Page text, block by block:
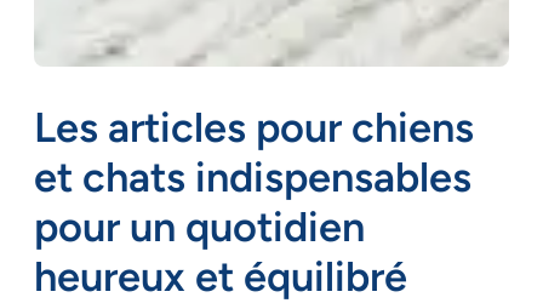
Les articles pour chiens
et chats indispensables
pour un quotidien
heureux et équilibré